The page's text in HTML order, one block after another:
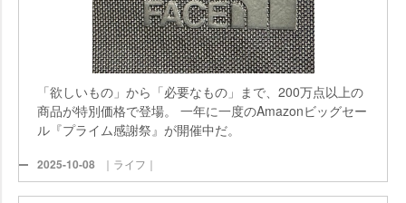
「欲しいもの」から「必要なもの」まで、200万点以上の
商品が特別価格で登場。 一年に一度のAmazonビッグセー
ル『プライム感謝祭』が開催中だ。
2025-10-08 ｜ライフ｜